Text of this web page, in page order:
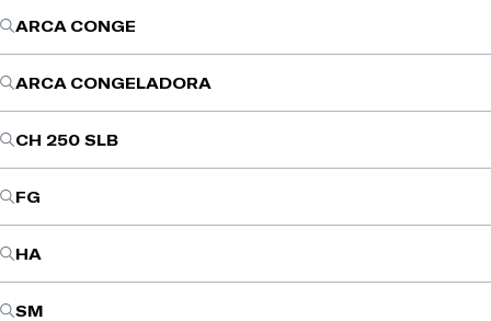
ARCA CONGE
ARCA CONGELADORA
CH 250 SLB
FG
HA
SM